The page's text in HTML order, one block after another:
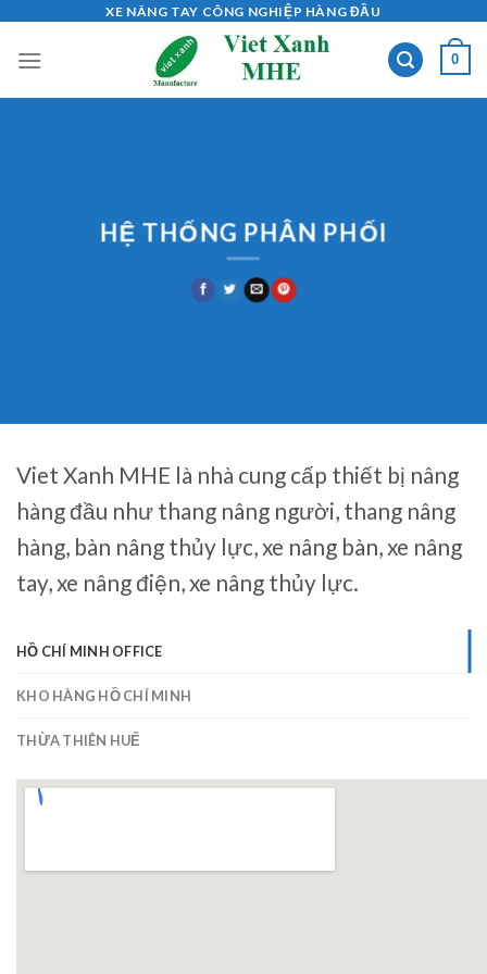
content
XE NÂNG TAY CÔNG NGHIỆP HÀNG ĐẦU
0
HỆ THỐNG PHÂN PHỐI
Viet Xanh MHE là nhà cung cấp thiết bị nâng
hàng đầu như thang nâng người, thang nâng
hàng, bàn nâng thủy lực, xe nâng bàn, xe nâng
tay, xe nâng điện, xe nâng thủy lực.
HỒ CHÍ MINH OFFICE
KHO HÀNG HỒ CHÍ MINH
THỪA THIÊN HUẾ